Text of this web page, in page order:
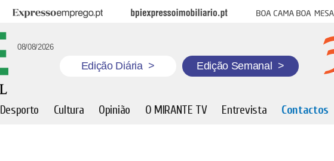
Expresso Emprego BPI Expresso Imobiliário Boa cama boa mesa
08/08/2026
Edição Diária > Edição Semanal >
Desporto Cultura Opinião O MIRANTE TV Entrevista Contactos